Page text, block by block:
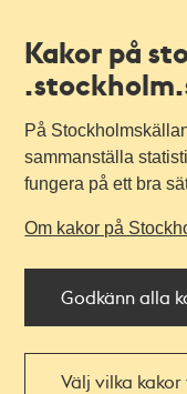
Kakor på
På
sammanställa
fungera på ett bra
Om kakor på
Godkänn alla
Välj vilka